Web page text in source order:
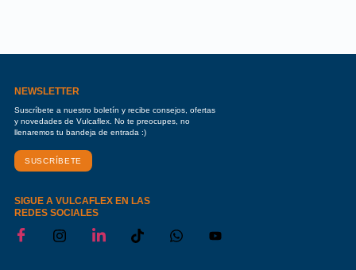
NEWSLETTER
Suscríbete a nuestro boletín y recibe consejos, ofertas
y novedades de Vulcaflex. No te preocupes, no
llenaremos tu bandeja de entrada :)
SUSCRÍBETE
SIGUE A VULCAFLEX EN LAS
REDES SOCIALES